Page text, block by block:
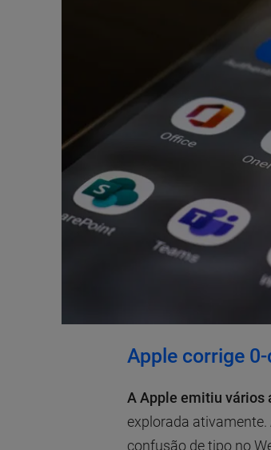
Apple corrige
A Apple emitiu vários
explorada ativamente.
confusão de tipo no